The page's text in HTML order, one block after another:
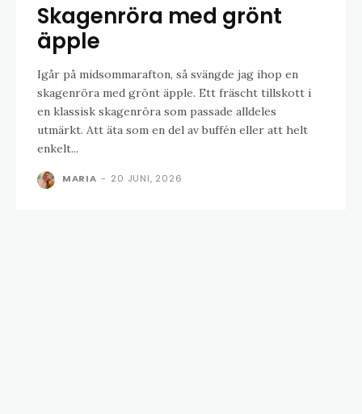
Skagenröra med grönt
äpple
Igår på midsommarafton, så svängde jag ihop en
skagenröra med grönt äpple. Ett fräscht tillskott i
en klassisk skagenröra som passade alldeles
utmärkt. Att äta som en del av buffén eller att helt
enkelt...
MARIA - 20 JUNI, 2026